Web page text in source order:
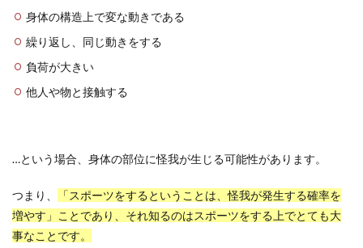
身体の構造上で変な動きである
繰り返し、同じ動きをする
負荷が大きい
他人や物と接触する
…という場合、身体の部位に怪我が生じる可能性があります。
つまり、
「スポーツをするということは、怪我が発生する確率を
増やす」ことであり、それ知るのはスポーツをする上でとても大
事なことです。